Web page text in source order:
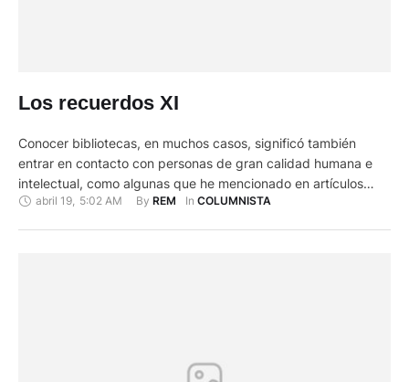
Los recuerdos XI
Conocer bibliotecas, en muchos casos, significó también
entrar en contacto con personas de gran calidad humana e
intelectual, como algunas que he mencionado en artículos
anteriores sobre el tema. Tenía 20 años cuando murió
abril 19 5:02 AM By REM In COLUMNISTA